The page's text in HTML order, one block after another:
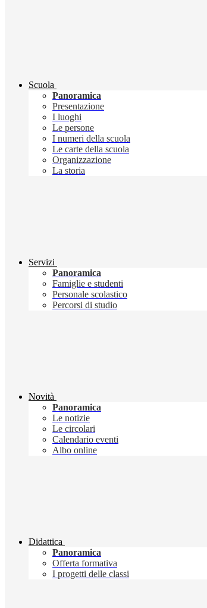
Scuola
Panoramica
Presentazione
I luoghi
Le persone
I numeri della scuola
Le carte della scuola
Organizzazione
La storia
Servizi
Panoramica
Famiglie e studenti
Personale scolastico
Percorsi di studio
Novità
Panoramica
Le notizie
Le circolari
Calendario eventi
Albo online
Didattica
Panoramica
Offerta formativa
I progetti delle classi